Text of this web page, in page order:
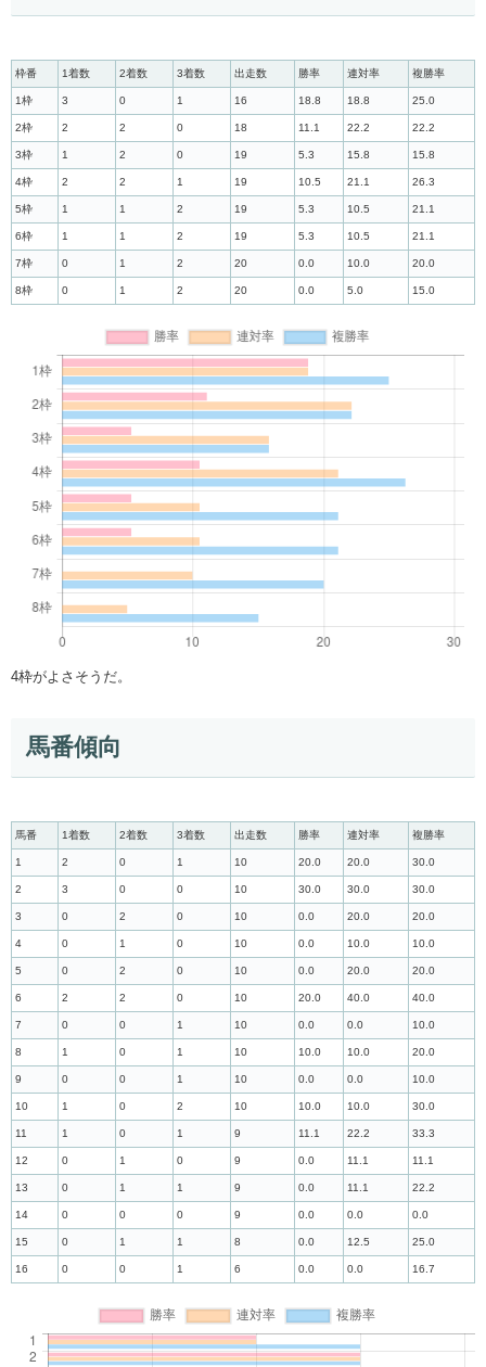
枠番 1着数 2着数 3着数 出走数 勝率 連対率 複勝率
1枠 3 0 1 16 18.8 18.8 25.0
2枠 2 2 0 18 11.1 22.2 22.2
3枠 1 2 0 19 5.3 15.8 15.8
4枠 2 2 1 19 10.5 21.1 26.3
5枠 1 1 2 19 5.3 10.5 21.1
6枠 1 1 2 19 5.3 10.5 21.1
7枠 0 1 2 20 0.0 10.0 20.0
8枠 0 1 2 20 0.0 5.0 15.0
4枠がよさそうだ。
馬番傾向
馬番 1着数 2着数 3着数 出走数 勝率 連対率 複勝率
1 2 0 1 10 20.0 20.0 30.0
2 3 0 0 10 30.0 30.0 30.0
3 0 2 0 10 0.0 20.0 20.0
4 0 1 0 10 0.0 10.0 10.0
5 0 2 0 10 0.0 20.0 20.0
6 2 2 0 10 20.0 40.0 40.0
7 0 0 1 10 0.0 0.0 10.0
8 1 0 1 10 10.0 10.0 20.0
9 0 0 1 10 0.0 0.0 10.0
10 1 0 2 10 10.0 10.0 30.0
11 1 0 1 9 11.1 22.2 33.3
12 0 1 0 9 0.0 11.1 11.1
13 0 1 1 9 0.0 11.1 22.2
14 0 0 0 9 0.0 0.0 0.0
15 0 1 1 8 0.0 12.5 25.0
16 0 0 1 6 0.0 0.0 16.7